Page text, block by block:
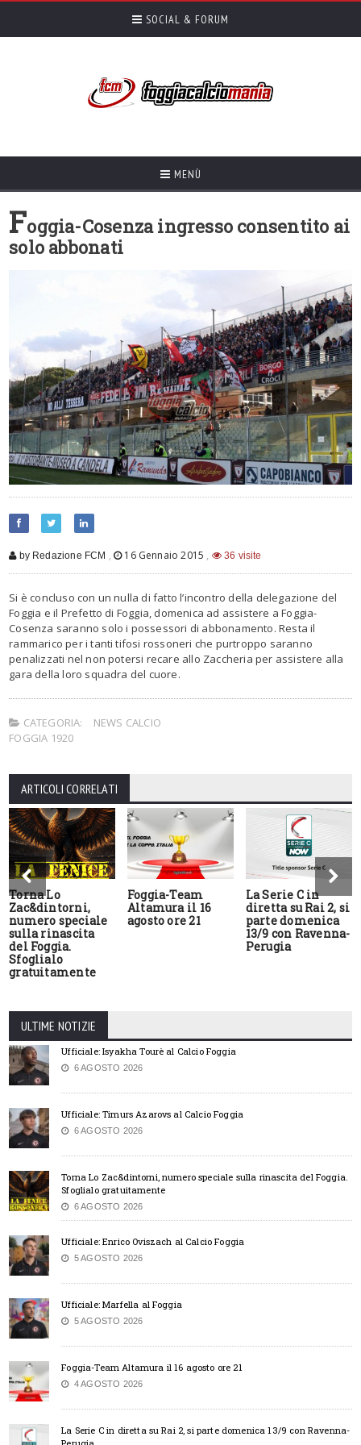
SOCIAL & FORUM
MENÙ
Foggia-Cosenza ingresso consentito ai
solo abbonati
by Redazione FCM , 16 Gennaio 2015 , 36 visite
Si è concluso con un nulla di fatto l’incontro della delegazione del
Foggia e il Prefetto di Foggia, domenica ad assistere a Foggia-
Cosenza saranno solo i possessori di abbonamento. Resta il
rammarico per i tanti tifosi rossoneri che purtroppo saranno
penalizzati nel non potersi recare allo Zaccheria per assistere alla
gara della loro squadra del cuore.
CATEGORIA:
NEWS CALCIO
FOGGIA 1920
ARTICOLI CORRELATI
Torna Lo
Zac&dintorni,
numero speciale
sulla rinascita
del Foggia.
Sfoglialo
gratuitamente
Foggia-Team
Altamura il 16
agosto ore 21
La Serie C in
diretta su Rai 2, si
parte domenica
13/9 con Ravenna-
Perugia
ULTIME NOTIZIE
Ufficiale: Isyakha Tourè al Calcio Foggia
6 AGOSTO 2026
Ufficiale: Timurs Azarovs al Calcio Foggia
6 AGOSTO 2026
Torna Lo Zac&dintorni, numero speciale sulla rinascita del Foggia.
Sfoglialo gratuitamente
6 AGOSTO 2026
Ufficiale: Enrico Oviszach al Calcio Foggia
5 AGOSTO 2026
Ufficiale: Marfella al Foggia
5 AGOSTO 2026
Foggia-Team Altamura il 16 agosto ore 21
4 AGOSTO 2026
La Serie C in diretta su Rai 2, si parte domenica 13/9 con Ravenna-